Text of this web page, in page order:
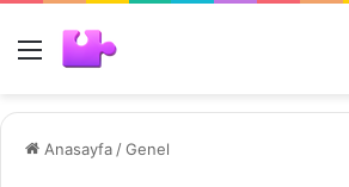
Menü
Anasayfa /Genel